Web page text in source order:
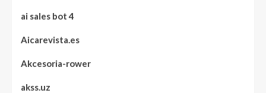
ai sales bot 4
Aicarevista.es
Akcesoria-rower
akss.uz